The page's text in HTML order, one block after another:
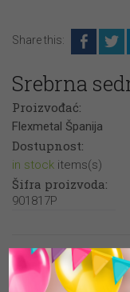
Share this:
Srebrna
Proizvođać:
Flexmetal Španija
Dostupnost:
in stock items(s)
Šifra proizvoda:
901817P
Srebrna
Balon može biti